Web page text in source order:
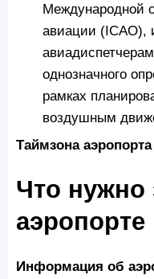
Международной
авиации (ICAO),
однозначного
рамках
воздушным
Таймзона
Что нужно
аэропорте
Информация об